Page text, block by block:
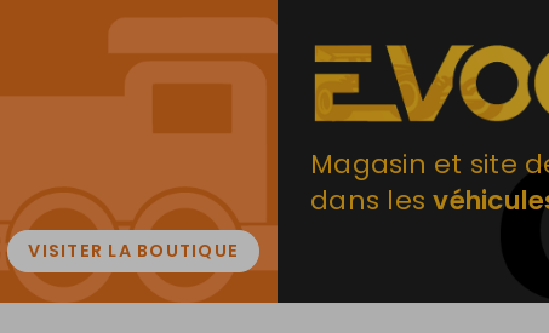
VISITER LA BOUTIQUE
Magasin et site
dans les